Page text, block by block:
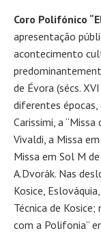
Coro Polifónico
apresentação
acontecimento
de Évora (sécs.
diferentes épocas,
Carissimi, a “Missa
Vivaldi, a Missa
Missa em Sol M
A.Dvorák. Nas
Kosice,
Técnica de
com a Polifonia”